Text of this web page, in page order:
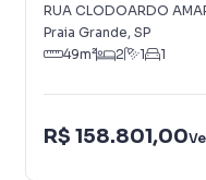
RUA CLODOARDO
Praia Grande, SP
49m² 2 1 1
R$ 158.801,00